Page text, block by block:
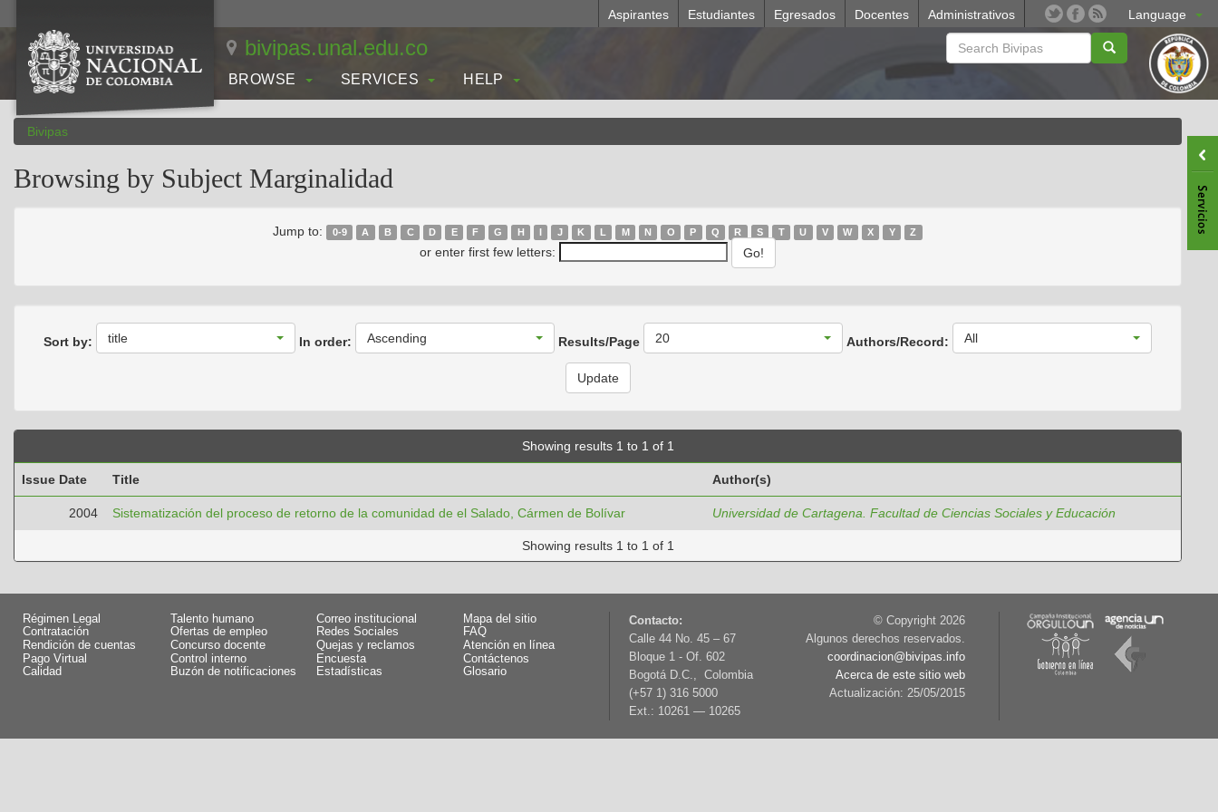
Language
Aspirantes Estudiantes Egresados Docentes Administrativos
bivipas.unal.edu.co
BROWSE SERVICES HELP
Bivipas
Browsing by Subject Marginalidad
Jump to: 0-9 A B C D E F G H I J K L M N O P Q R S T U V W X Y Z
or enter first few letters:
Sort by: title In order: Ascending Results/Page 20 Authors/Record: All
Showing results 1 to 1 of 1
Issue Date Title Author(s)
2004 Sistematización del proceso de retorno de la comunidad de el Salado, Cármen de Bolívar Universidad de Cartagena. Facultad de Ciencias Sociales y Educación
Showing results 1 to 1 of 1
Régimen Legal
Talento humano
Contratación
Ofertas de empleo
Rendición de cuentas
Concurso docente
Pago Virtual
Control interno
Calidad
Buzón de notificaciones
Correo institucional
Mapa del sitio
Redes Sociales
FAQ
Quejas y reclamos
Atención en línea
Encuesta
Contáctenos
Estadísticas
Glosario
Contacto:
Calle 44 No. 45 – 67
Bloque 1 - Of. 602
Bogotá D.C., Colombia
(+57 1) 316 5000
Ext.: 10261 — 10265
© Copyright 2026
Algunos derechos reservados.
coordinacion@bivipas.info
Acerca de este sitio web
Actualización: 25/05/2015